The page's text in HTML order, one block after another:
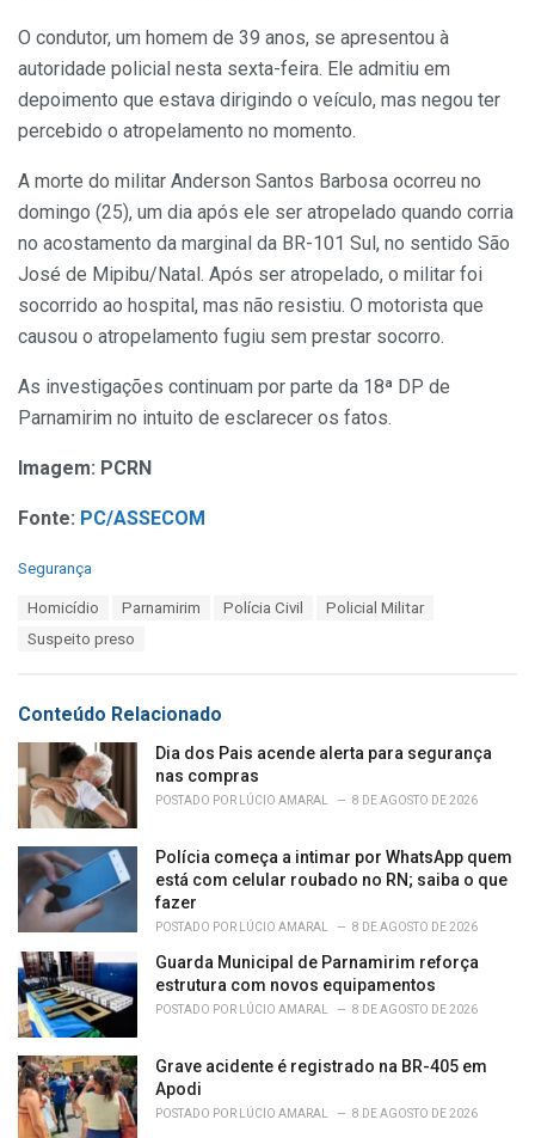
O condutor, um homem de 39 anos, se apresentou à
autoridade policial nesta sexta-feira. Ele admitiu em
depoimento que estava dirigindo o veículo, mas negou ter
percebido o atropelamento no momento.
A morte do militar Anderson Santos Barbosa ocorreu no
domingo (25), um dia após ele ser atropelado quando corria
no acostamento da marginal da BR-101 Sul, no sentido São
José de Mipibu/Natal. Após ser atropelado, o militar foi
socorrido ao hospital, mas não resistiu. O motorista que
causou o atropelamento fugiu sem prestar socorro.
As investigações continuam por parte da 18ª DP de
Parnamirim no intuito de esclarecer os fatos.
Imagem: PCRN
Fonte: PC/ASSECOM
C
i
e
:
Segurança
Homicídio Parnamirim Polícia Civil
Policial Militar
Suspeito preso
Conteúdo Relacionado
Dia dos Pais acende alerta para segurança
nas compras
POSTADO POR LÚCIO AMARAL 8 DE AGOSTO DE 2026
Polícia começa a intimar por WhatsApp quem
está com celular roubado no RN; saiba o que
fazer
POSTADO POR LÚCIO AMARAL 8 DE AGOSTO DE 2026
Guarda Municipal de Parnamirim reforça
estrutura com novos equipamentos
POSTADO POR LÚCIO AMARAL 8 DE AGOSTO DE 2026
Grave acidente é registrado na BR-405 em
Apodi
POSTADO POR LÚCIO AMARAL 8 DE AGOSTO DE 2026